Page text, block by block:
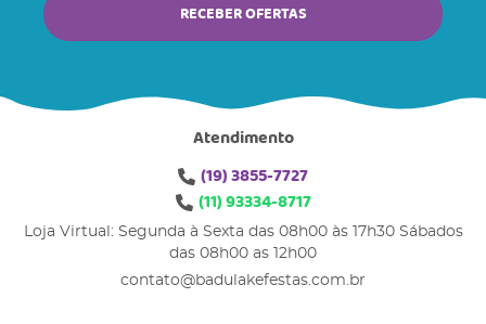
RECEBER OFERTAS
Atendimento
(19)3855-7727
(11)93334-8717
Loja Virtual: Segunda à Sexta das 08h00 às 17h30 Sábados
das 08h00 as 12h00
contato@badulakefestas.com.br